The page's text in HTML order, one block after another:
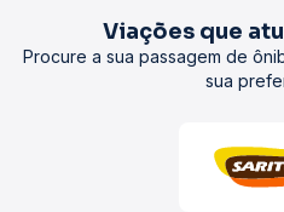
Viações que
Procure a sua passagem de
sua